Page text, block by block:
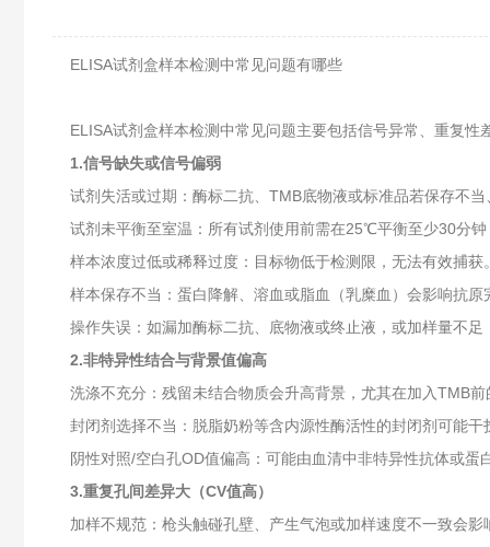
ELISA试剂盒样本检测中常见问题有哪些
ELISA试剂盒样本检测中常见问题‌主要包括信号异常、重复性
1.‌信号缺失或信号偏弱‌
试剂失活或过期‌：酶标二抗、TMB底物液或标准品若保存不
试剂未平衡至室温‌：所有试剂使用前需在25℃平衡至少30分钟
样本浓度过低或稀释过度‌：目标物低于检测限，无法有效捕
样本保存不当‌：蛋白降解、溶血或脂血（乳糜血）会影响抗
操作失误‌：如漏加酶标二抗、底物液或终止液，或加样量不
2.‌非特异性结合与背景值偏高‌
洗涤不充分‌：残留未结合物质会升高背景，尤其在加入TMB前
封闭剂选择不当‌：脱脂奶粉等含内源性酶活性的封闭剂可能干
阴性对照/空白孔OD值偏高‌：可能由血清中非特异性抗体或蛋
3.‌重复孔间差异大（CV值高）‌
加样不规范‌：枪头触碰孔壁、产生气泡或加样速度不一致会影